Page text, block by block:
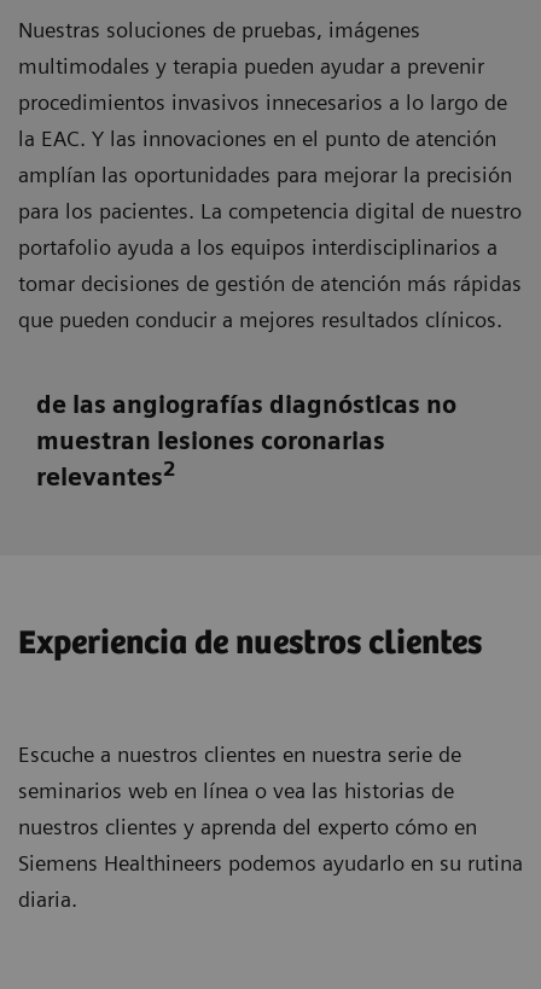
Nuestras soluciones de pruebas, imágenes
multimodales y terapia pueden ayudar a prevenir
procedimientos invasivos innecesarios a lo largo de
la EAC. Y las innovaciones en el punto de atención
amplían las oportunidades para mejorar la precisión
para los pacientes. La competencia digital de nuestro
portafolio ayuda a los equipos interdisciplinarios a
tomar decisiones de gestión de atención más rápidas
que pueden conducir a mejores resultados clínicos.
de las angiografías diagnósticas no
muestran lesiones coronarias
relevantes2
Experiencia de nuestros clientes
Escuche a nuestros clientes en nuestra serie de
seminarios web en línea o vea las historias de
nuestros clientes y aprenda del experto cómo en
Siemens Healthineers podemos ayudarlo en su rutina
diaria.